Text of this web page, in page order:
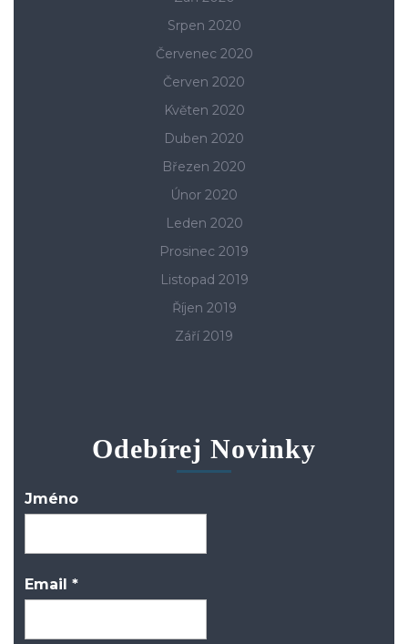
Srpen 2020
Červenec 2020
Červen 2020
Květen 2020
Duben 2020
Březen 2020
Únor 2020
Leden 2020
Prosinec 2019
Listopad 2019
Říjen 2019
Září 2019
Odebírej Novinky
Jméno
Email *